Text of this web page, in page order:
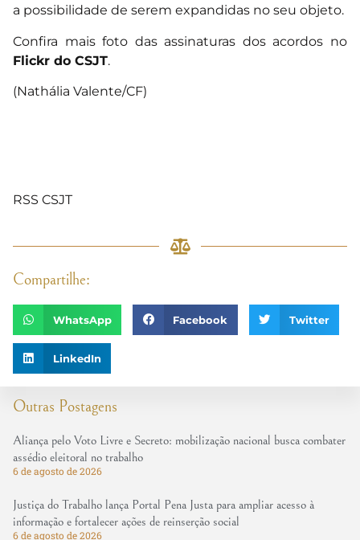
Outras Postagens
Aliança pelo Voto Livre e Secreto: mobilização nacional busca combater
assédio eleitoral no trabalho
6 de agosto de 2026
Justiça do Trabalho lança Portal Pena Justa para ampliar acesso à
informação e fortalecer ações de reinserção social
6 de agosto de 2026
a possibilidade de serem expandidas no seu objeto.
Confira mais foto das assinaturas dos acordos no
Flickr do CSJT.
(Nathália Valente/CF)
RSS CSJT
Compartilhe:
WhatsApp Facebook Twitter
LinkedIn